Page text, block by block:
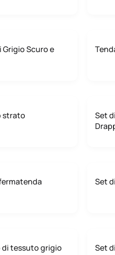
Grigio Scuro e
strato
Set
Set
tessuto grigio
Set